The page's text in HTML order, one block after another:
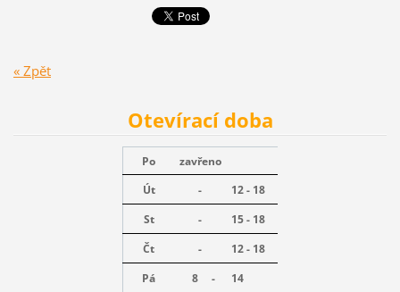
« Zpět
Otevírací doba
Po
zavřeno
Út
-
12 - 18
St
-
15 - 18
Čt
-
12 - 18
Pá
8 - 14